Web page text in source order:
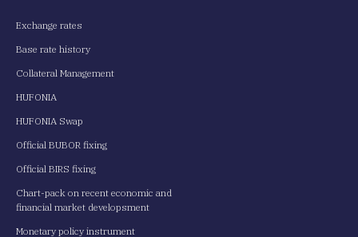
Exchange rates
Base rate history
Collateral Management
HUFONIA
HUFONIA Swap
Official BUBOR fixing
Official BIRS fixing
Chart-pack on recent economic and
financial market developsment
Monetary policy instrument